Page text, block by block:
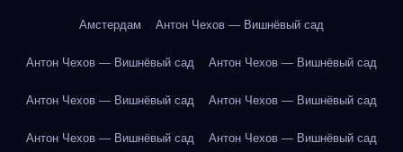
Амстердам Антон Чехов — Вишнёвый сад
Антон Чехов — Вишнёвый сад Антон Чехов — Вишнёвый сад
Антон Чехов — Вишнёвый сад Антон Чехов — Вишнёвый сад
Антон Чехов — Вишнёвый сад Антон Чехов — Вишнёвый сад